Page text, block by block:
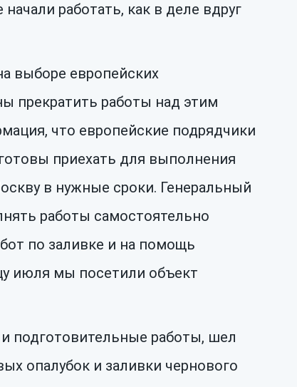
работать, как в деле вдруг
выборе европейских
прекратить работы над этим
что европейские подрядчики
приехать для выполнения
в нужные сроки. Генеральный
работы самостоятельно
по заливке и на помощь
июля мы посетили объект
подготовительные работы, шел
опалубок и заливки чернового